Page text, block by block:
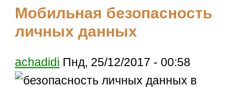
Мобильная безопасность
личных данных
achadidi Пнд, 25/12/2017 - 00:58